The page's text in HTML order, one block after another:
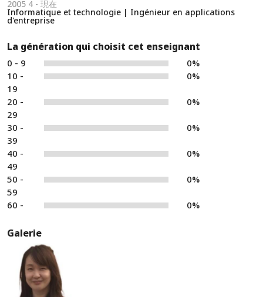
2005 4 - 現在
Informatique et technologie | Ingénieur en applications
d'entreprise
La génération qui choisit cet enseignant
0 - 9
0%
10 -
19
0%
20 -
29
0%
30 -
39
0%
40 -
49
0%
50 -
59
0%
60 - 0%
Galerie